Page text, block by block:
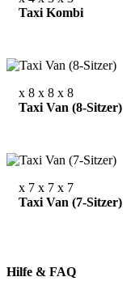
Taxi Kombi
x 8 x 8 x 8
Taxi Van (8-Sitzer)
x 7 x 7 x 7
Taxi Van (7-Sitzer)
Hilfe & FAQ